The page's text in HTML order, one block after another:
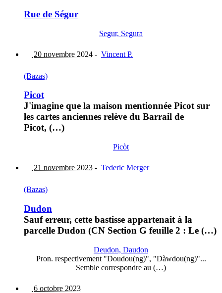
Rue de Ségur
Segur, Segura
20 novembre 2024 - Vincent P.
(Bazas)
Picot
J'imagine que la maison mentionnée Picot sur
les cartes anciennes relève du Barrail de
Picot, (…)
Picòt
21 novembre 2023 - Tederic Merger
(Bazas)
Dudon
Sauf erreur, cette bastisse appartenait à la
parcelle Dudon (CN Section G feuille 2 : Le (…)
Deudon, Daudon
Pron. respectivement "Doudou(ng)", "Dàwdou(ng)"...
Semble correspondre au (…)
6 octobre 2023